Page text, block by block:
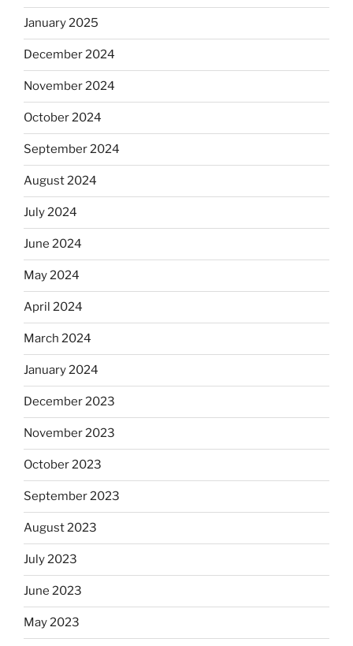
January 2025
December 2024
November 2024
October 2024
September 2024
August 2024
July 2024
June 2024
May 2024
April 2024
March 2024
January 2024
December 2023
November 2023
October 2023
September 2023
August 2023
July 2023
June 2023
May 2023